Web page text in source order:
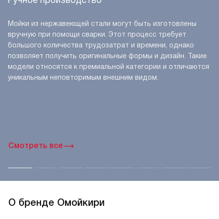
Вопросы и ответы о товаре Комплект
Omoikiri AKISAME 100-2 GM-L, KANTO PVD
GM
Еще никто не оставлял отзыв о данном товаре. Ваш
Функциональные возможности Omoikiri
вороненая сталь
Ручное производство